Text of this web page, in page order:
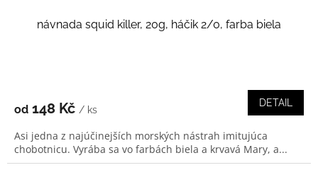
návnada squid killer, 20g, háčik 2/0, farba biela
od 148 Kč / ks
DETAIL
Asi jedna z najúčinejších morských nástrah imitujúca
chobotnicu. Vyrába sa vo farbách biela a krvavá Mary, a...